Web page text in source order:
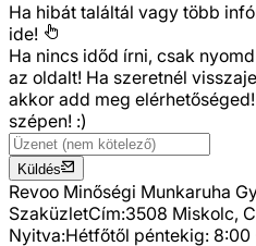
Ha hibát találtál vagy több
ide!
Ha nincs időd írni, csak
az oldalt! Ha szeretnél
akkor add meg
szépen! :)
Küldés
Revoo Minőségi Munkaruha
SzaküzletCím:3508 Miskolc,
Nyitva:Hétfőtől péntekig: 8:00